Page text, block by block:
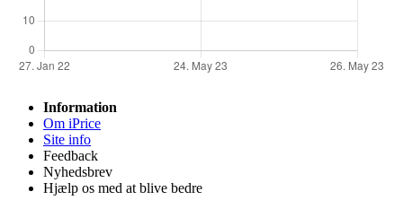
Information
Om iPrice
Site info
Feedback
Nyhedsbrev
Hjælp os med at blive bedre